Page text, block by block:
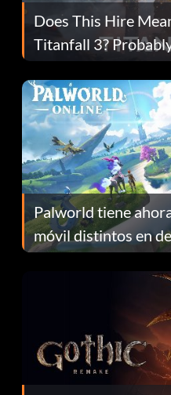
Does This Hire
Titanfall 3?
Fans Are Hopeful
Palworld tiene
móvil distintos en
continuación te